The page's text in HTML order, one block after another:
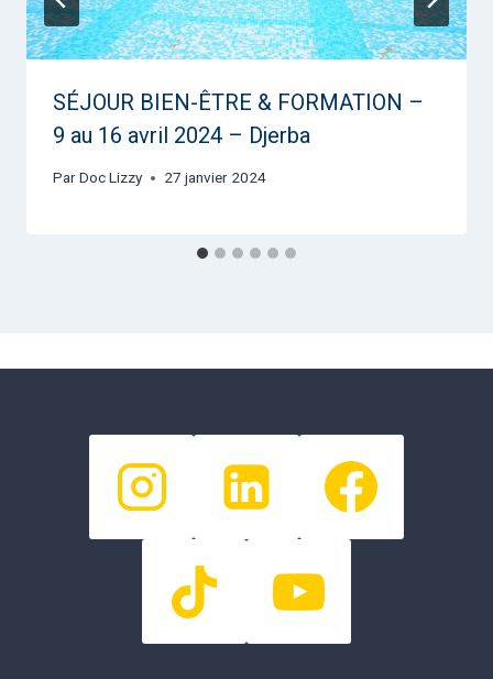
SÉJOUR BIEN-ÊTRE & FORMATION –
9 au 16 avril 2024 – Djerba
ParDoc Lizzy 27 janvier 2024